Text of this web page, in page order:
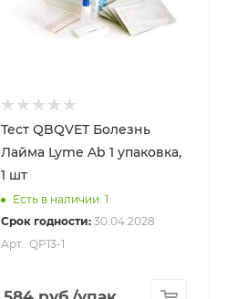
Тест QBQVET Болезнь
Лайма Lyme Ab 1 упаковка,
1 шт
Есть в наличии: 1
Срок годности: 30.04.2028
Арт.: QP13-1